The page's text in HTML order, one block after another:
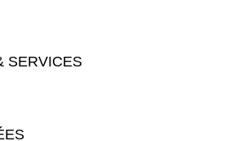
SERVICES